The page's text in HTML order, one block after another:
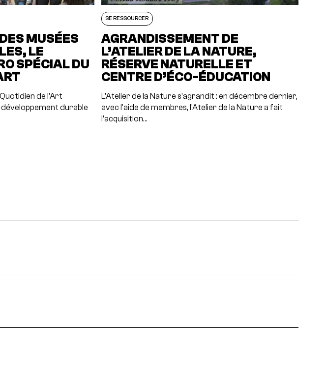
MUSÉES
LE
SPÉCIAL DU
de l'Art
durable
SE RESSOURCER
AGRANDISSEMENT DE
L’ATELIER DE LA NATURE,
RÉSERVE NATURELLE ET
CENTRE D’ÉCO-ÉDUCATION
L'Atelier de la Nature s'agrandit : en décembre dernier,
avec l'aide de membres, l'Atelier de la Nature a fait
l'acquisition…
appels à projets, rencontres...